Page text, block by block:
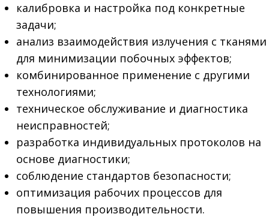
калибровка и настройка под конкретные
задачи;
анализ взаимодействия излучения с тканями
для минимизации побочных эффектов;
комбинированное применение с другими
технологиями;
техническое обслуживание и диагностика
неисправностей;
разработка индивидуальных протоколов на
основе диагностики;
соблюдение стандартов безопасности;
оптимизация рабочих процессов для
повышения производительности.